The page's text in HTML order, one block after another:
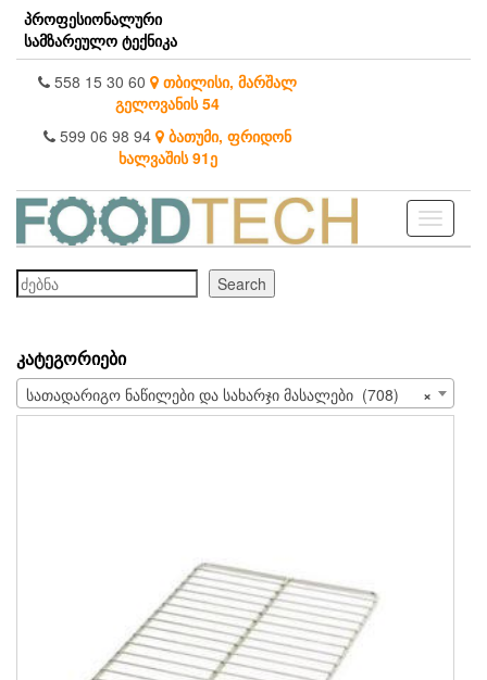
Skip
the
content
პროფესიონალური
სამზარეულო ტექნიკა
558 15 30 60 თბილისი, მარშალ
გელოვანის 54
599 06 98 94 ბათუმი, ფრიდონ
ხალვაშის 91ე
Toggle
ძებნა
Search
ᲙᲐᲢᲔᲒᲝᲠᲘᲔᲑᲘ
×
სათადარიგო ნაწილები და სახარჯი მასალები (708)